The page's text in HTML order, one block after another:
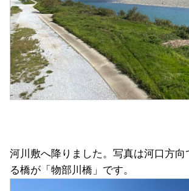
河川敷へ降りました。写真は河口方向
る橋が「物部川橋」です。